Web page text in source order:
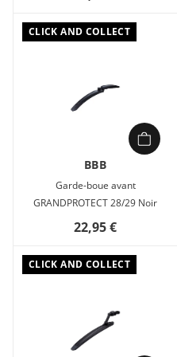
CLICK AND COLLECT
BBB
Garde-boue avant
GRANDPROTECT 28/29 Noir
22,95 €
CLICK AND COLLECT